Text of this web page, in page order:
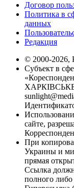
Договор
Политика в
данных
Редакция
© 2000-2026,
Субъект в
ХАРКІВСЬКЕ
сайте,
При
Украины и
прямая
Ссылка
полного либо